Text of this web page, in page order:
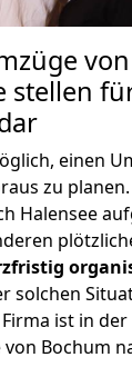
stellen
einen
zu
Halensee
solchen
ist in der
Bochum